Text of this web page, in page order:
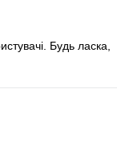
Будь ласка,